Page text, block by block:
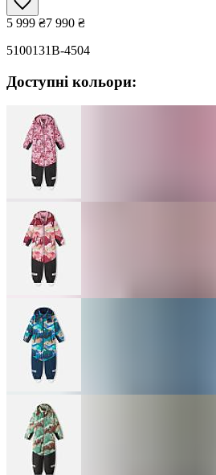
5 999 ₴7 990 ₴
5100131B-4504
Доступні кольори: